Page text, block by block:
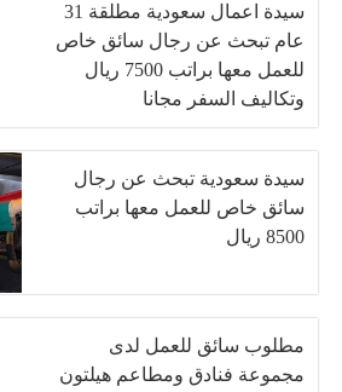
سيدة اعمال سعودية مطلقة 31
عام تبحث عن رجال سائق خاص
للعمل معها براتب 7500 ريال
وتكاليف السفر مجانا
سيدة سعودية تبحث عن رجال
سائق خاص للعمل معها براتب
8500 ريال
مطلوب سائق للعمل لدى
مجموعة فنادق ومطاعم هيلتون